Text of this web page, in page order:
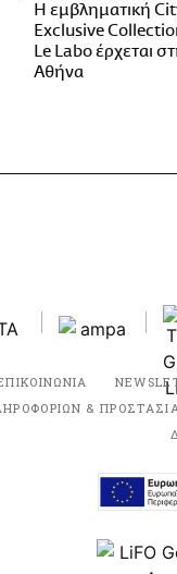
Η εμβληματική
Exclusive
Le Labo έρχεται
Αθήνα
&